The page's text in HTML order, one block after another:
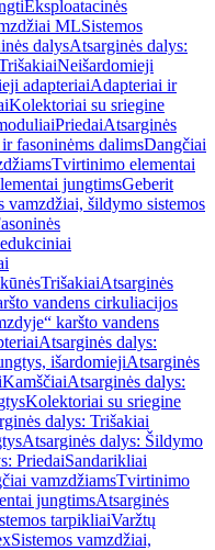
Eksploatacinės
MLSistemos
dalysAtsarginės dalys:
Neišardomieji
adapteriaiAdapteriai ir
Kolektoriai su sriegine
PriedaiAtsarginės
fasoninėms dalimsDangčiai
Tvirtinimo elementai
jungtimsGeberit
vamzdžiai, šildymo sistemos
TrišakiaiAtsarginės
vandens cirkuliacijos
karšto vandens
Atsarginės dalys:
išardomiejiAtsarginės
KamščiaiAtsarginės dalys:
Kolektoriai su sriegine
dalys: Trišakiai
Atsarginės dalys: Šildymo
PriedaiSandarikliai
vamzdžiamsTvirtinimo
jungtimsAtsarginės
tarpikliaiVaržtų
Sistemos vamzdžiai,